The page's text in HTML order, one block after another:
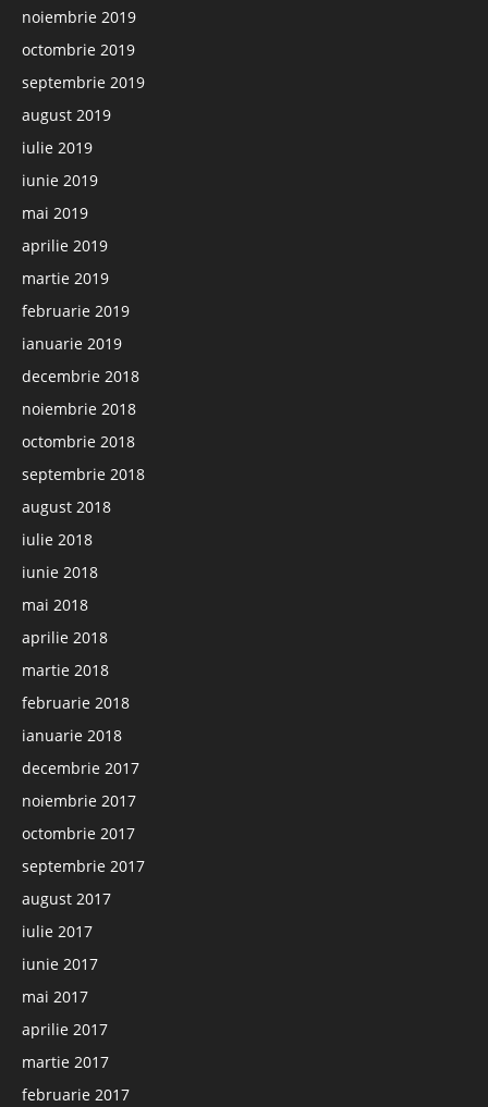
noiembrie 2019
octombrie 2019
septembrie 2019
august 2019
iulie 2019
iunie 2019
mai 2019
aprilie 2019
martie 2019
februarie 2019
ianuarie 2019
decembrie 2018
noiembrie 2018
octombrie 2018
septembrie 2018
august 2018
iulie 2018
iunie 2018
mai 2018
aprilie 2018
martie 2018
februarie 2018
ianuarie 2018
decembrie 2017
noiembrie 2017
octombrie 2017
septembrie 2017
august 2017
iulie 2017
iunie 2017
mai 2017
aprilie 2017
martie 2017
februarie 2017